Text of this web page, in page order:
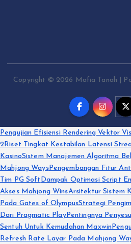
Copyright © 2026 Mafia Tanah |
Pengujian Efisiensi Rendering Vektor
2 Riset Tingkat Kestabilan Latensi
KasinoSistem Manajemen Algoritma
Mahjong WaysPengembangan Fitur
Tim PG Soft Dampak Optimasi Script
Akses Mahjong WinsArsitektur Sistem
Pada Gates of OlympusStrategi
Dari Pragmatic PlayPentingnya
Sentuh Untuk Kemudahan Maxwin
Refresh Rate Layar Pada Mahjong